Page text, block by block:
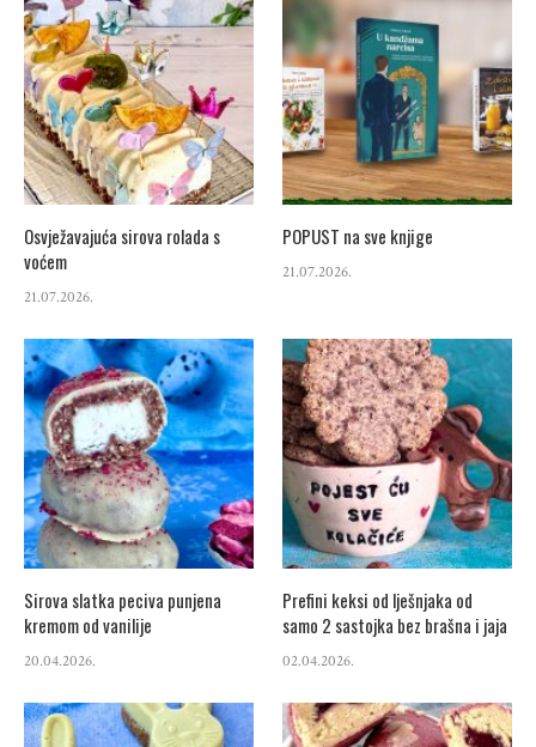
Osvježavajuća sirova rolada s
voćem
21.07.2026.
POPUST na sve knjige
21.07.2026.
Sirova slatka peciva punjena
kremom od vanilije
20.04.2026.
Prefini keksi od lješnjaka od
samo 2 sastojka bez brašna i jaja
02.04.2026.